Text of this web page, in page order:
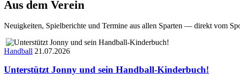
Aus dem Verein
Neuigkeiten, Spielberichte und Termine aus allen Sparten — direkt vom
Handball 21.07.2026
Unterstützt Jonny und sein Handball-Kinderbuch!